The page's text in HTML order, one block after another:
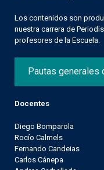
Los contenidos son
nuestra carrera de
profesores de la Escuela.
Pautas generales
Docentes
Diego Bomparola
Rocío Calmels
Fernando Candeias
Carlos Cánepa